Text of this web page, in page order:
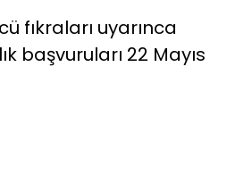
fıkraları uyarınca
başvuruları 22 Mayıs